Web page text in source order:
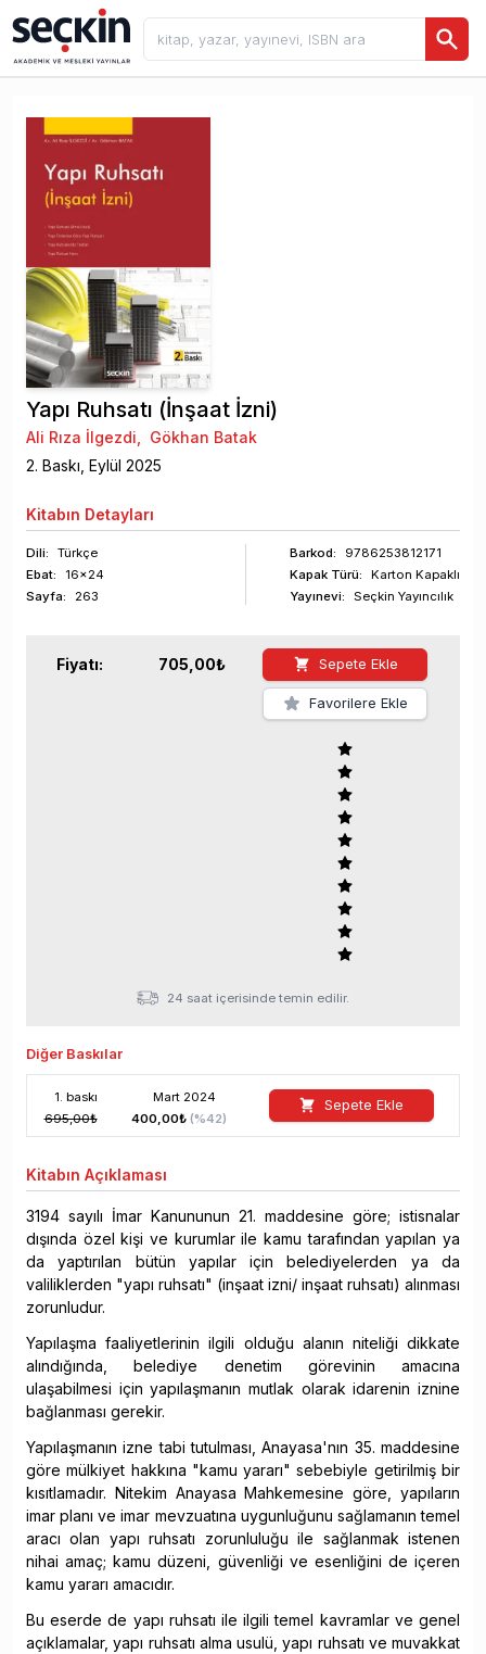
Yapı Ruhsatı (İnşaat İzni)
Ali Rıza İlgezdi, Gökhan Batak
2. Baskı, Eylül 2025
Kitabın Detayları
Dili:
Türkçe
Ebat:
16x24
Sayfa: 263
Barkod:
9786253812171
Kapak Türü:
Karton Kapaklı
Yayınevi:
Seçkin Yayıncılık
Fiyatı: 705,00₺ Sepete Ekle
Favorilere Ekle
24 saat içerisinde temin edilir.
Diğer Baskılar
1. baskı Mart 2024
695,00₺ 400,00₺ (%42)
Sepete Ekle
Kitabın Açıklaması
3194 sayılı İmar Kanununun 21. maddesine göre; istisnalar
dışında özel kişi ve kurumlar ile kamu tarafından yapılan ya
da yaptırılan bütün yapılar için belediyelerden ya da
valiliklerden "yapı ruhsatı" (inşaat izni/ inşaat ruhsatı) alınması
zorunludur.
Yapılaşma faaliyetlerinin ilgili olduğu alanın niteliği dikkate
alındığında, belediye denetim görevinin amacına
ulaşabilmesi için yapılaşmanın mutlak olarak idarenin iznine
bağlanması gerekir.
Yapılaşmanın izne tabi tutulması, Anayasa'nın 35. maddesine
göre mülkiyet hakkına "kamu yararı" sebebiyle getirilmiş bir
kısıtlamadır. Nitekim Anayasa Mahkemesine göre, yapıların
imar planı ve imar mevzuatına uygunluğunu sağlamanın temel
aracı olan yapı ruhsatı zorunluluğu ile sağlanmak istenen
nihai amaç; kamu düzeni, güvenliği ve esenliğini de içeren
kamu yararı amacıdır.
Bu eserde de yapı ruhsatı ile ilgili temel kavramlar ve genel
açıklamalar, yapı ruhsatı alma usulü, yapı ruhsatı ve muvakkat